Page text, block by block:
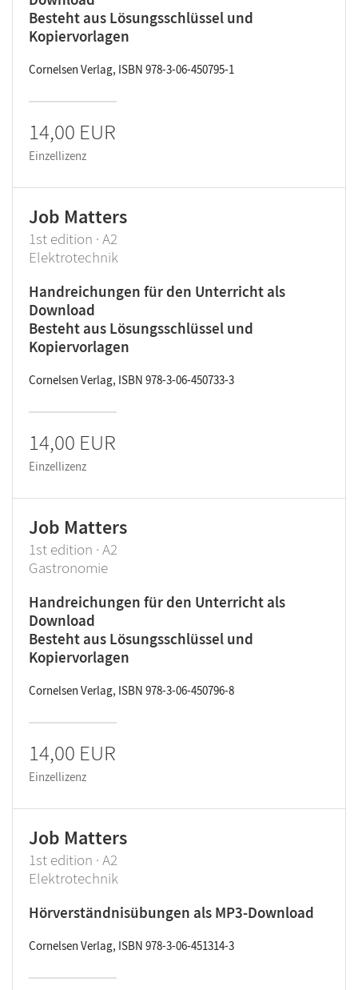
Besteht aus Lösungsschlüssel und
Kopiervorlagen
Cornelsen Verlag, ISBN 978-3-06-450795-1
14,00 EUR
Einzellizenz
Job Matters
1st edition · A2
Elektrotechnik
Handreichungen für den Unterricht als
Download
Besteht aus Lösungsschlüssel und
Kopiervorlagen
Cornelsen Verlag, ISBN 978-3-06-450733-3
14,00 EUR
Einzellizenz
Job Matters
1st edition · A2
Gastronomie
Handreichungen für den Unterricht als
Download
Besteht aus Lösungsschlüssel und
Kopiervorlagen
Cornelsen Verlag, ISBN 978-3-06-450796-8
14,00 EUR
Einzellizenz
Job Matters
1st edition · A2
Elektrotechnik
Hörverständnisübungen als MP3-Download
Cornelsen Verlag, ISBN 978-3-06-451314-3